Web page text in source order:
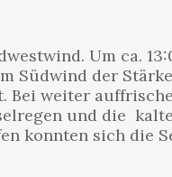
Um ca.
Südwind der
weiter
und die
konnten sich die